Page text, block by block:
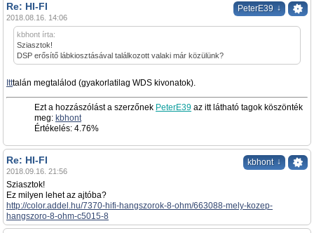
PeterE39 ↓
Re: HI-FI
2018.08.16. 14:06
kbhont írta:
Sziasztok!
DSP erősítő lábkiosztásával találkozott valaki már közülünk?
Itttalán megtalálod (gyakorlatilag WDS kivonatok).
Ezt a hozzászólást a szerzőnek PeterE39 az itt látható tagok köszönték
meg: kbhont
Értékelés: 4.76%
kbhont ↓
Re: HI-FI
2018.09.16. 21:56
Sziasztok!
Ez milyen lehet az ajtóba?
http://color.addel.hu/7370-hifi-hangszorok-8-ohm/663088-mely-kozep-
hangszoro-8-ohm-c5015-8